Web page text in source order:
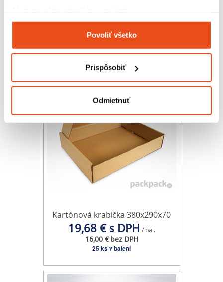
Zhromažďovať informácie o vašej geografickej
polohe s presnosťou na niekoľko metrov
Identifikovať vaše zariadenie aktívnym
Viac informácií o tom, ako sa spracúvajú vaše osobné
údaje, nájdete v časti svašimi nastaveniami
o používaní súborov cookie.
Na prispôsobenie obsahu a reklám, poskytovanie funkcií
sociálnych médií a analýzu návštevnosti používame
súbory cookie. Informácie o tom, ako používate naše
webové stránky, poskytujeme aj našim partnerom v
údajmi, ktoré ste im poskytli alebo ktoré od vás získali,
keď ste používali ich služby.
Povoliť všetko
Prispôsobiť
Odmietnuť
12,30 € s DPH / bal.
10,00 € bez DPH
25 ks v balení
Kartónová krabička 380x290x70
19,68 € s DPH / bal.
16,00 € bez DPH
25 ks v balení